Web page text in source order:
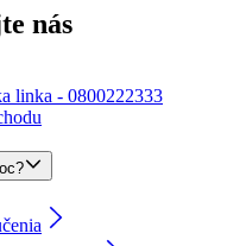
nás
linka - 0800222333